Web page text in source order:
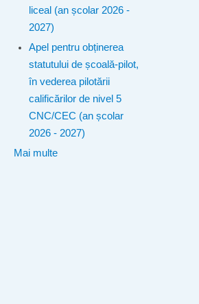
liceal (an școlar 2026 -
2027)
Apel pentru obținerea
statutului de școală-pilot,
în vederea pilotării
calificărilor de nivel 5
CNC/CEC (an școlar
2026 - 2027)
Mai multe